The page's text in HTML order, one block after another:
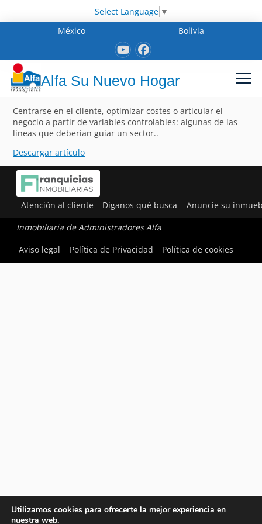
Select Language ▼
México
Bolivia
Alfa Su Nuevo Hogar
Centrarse en el cliente, optimizar costes o articular el
negocio a partir de variables controlables: algunas de las
líneas que deberían guiar un sector..
Descargar artículo
Atención al cliente Díganos qué busca Anuncie su
Inmobiliaria de Administradores Alfa
Aviso legal
Política de Privacidad Política de cookies
Utilizamos cookies para ofrecerte la mejor experiencia en
nuestra web.